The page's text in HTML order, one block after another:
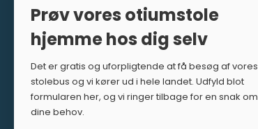
(Svar indenfor 1 hverdag)
Prøv vores otiumstole
hjemme hos dig selv
Det er gratis og uforpligtende at få besøg af vores
stolebus og vi kører ud i hele landet. Udfyld blot
formularen her, og vi ringer tilbage for en snak om
dine behov.